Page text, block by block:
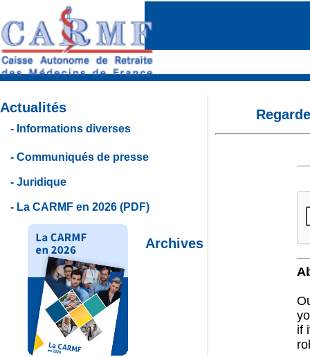
Actualités
Informations diverses
Communiqués de presse
Juridique
La CARMF en 2026 (PDF)
Archives